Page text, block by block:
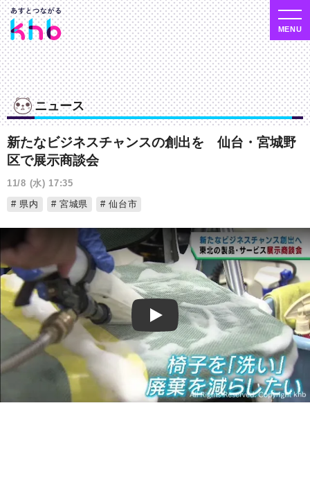
ニュース
新たなビジネスチャンスの創出を 仙台・宮城野
区で展示商談会
11/8 (水) 17:35
県内
宮城県 仙台市
Play